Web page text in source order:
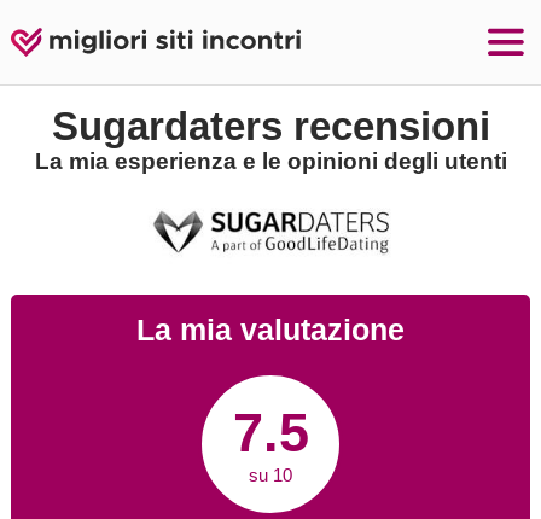
Sugardaters recensioni
La mia esperienza e le opinioni degli utenti
La mia valutazione
7.5
su 10